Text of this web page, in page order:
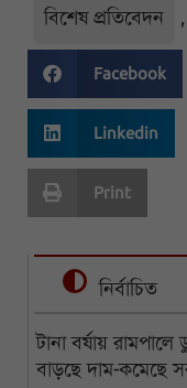
বিশেষ প্রতিবেদন ,
Facebook
Linkedin
Print
নির্বাচিত
টানা বর্ষায়
বাড়ছে দাম-কমেছে